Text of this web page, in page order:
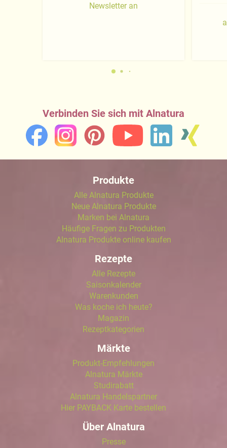
Newsletter an
Verbinden Sie sich mit Alnatura
Produkte
Alle Alnatura Produkte
Neue Alnatura Produkte
Marken bei Alnatura
Häufige Fragen zu Produkten
Alnatura Produkte online kaufen
Rezepte
Alle Rezepte
Saisonkalender
Warenkunden
Was koche ich heute?
Magazin
Rezeptkategorien
Märkte
Produkt-Empfehlungen
Alnatura Märkte
Studirabatt
Alnatura Handelspartner
Hier PAYBACK Karte bestellen
Über Alnatura
Presse